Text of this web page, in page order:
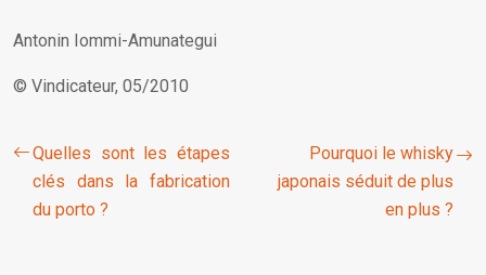
Antonin Iommi-Amunategui
© Vindicateur, 05/2010
Quelles sont les étapes
clés dans la fabrication
du porto ?
Pourquoi le whisky
japonais séduit de plus
en plus ?